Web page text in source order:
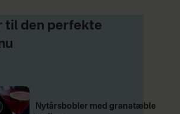
til den perfekte
Nytårsbobler med granatæble